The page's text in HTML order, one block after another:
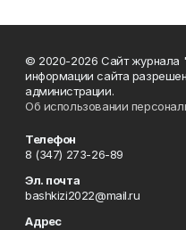
© 2020-2026 Сайт журнала
информации сайта
администрации.
Об использовании
Телефон
8 (347) 273-26-89
Эл. почта
bashkizi2022@mail.ru
Адрес